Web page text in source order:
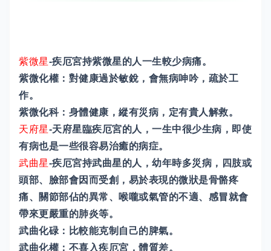
紫微星-疾厄宮持紫微星的人一生較少病痛。
紫微化權：對健康過於敏銳，會無病呻吟，疏於工
作。
紫微化科：身體健康，縱有災病，定有貴人解救。
天府星-天府星臨疾厄宮的人，一生中很少生病，即使
有病也是一些很容易治癒的病症。
武曲星-疾厄宮持武曲星的人，幼年時多災病，四肢或
頭部、臉部會因而受創，易於表現的微狀是骨骼疼
痛、關節部佔的異常、喉嚨或氣管的不適、感冒就會
帶來更嚴重的肺炎等。
武曲化碌：比較能克制自己的脾氣。
武曲化權：不喜入疾厄宮，體質差。